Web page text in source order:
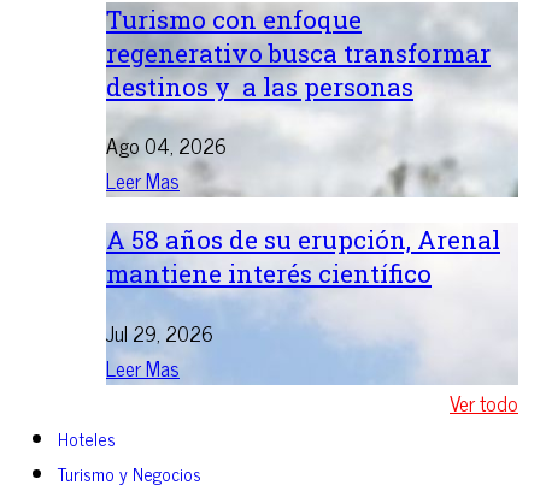
Turismo con enfoque
regenerativo busca transformar
destinos y a las personas
Ago 04, 2026
Leer Mas
A 58 años de su erupción, Arenal
mantiene interés científico
Jul 29, 2026
Leer Mas
Ver todo
Hoteles
Turismo y Negocios